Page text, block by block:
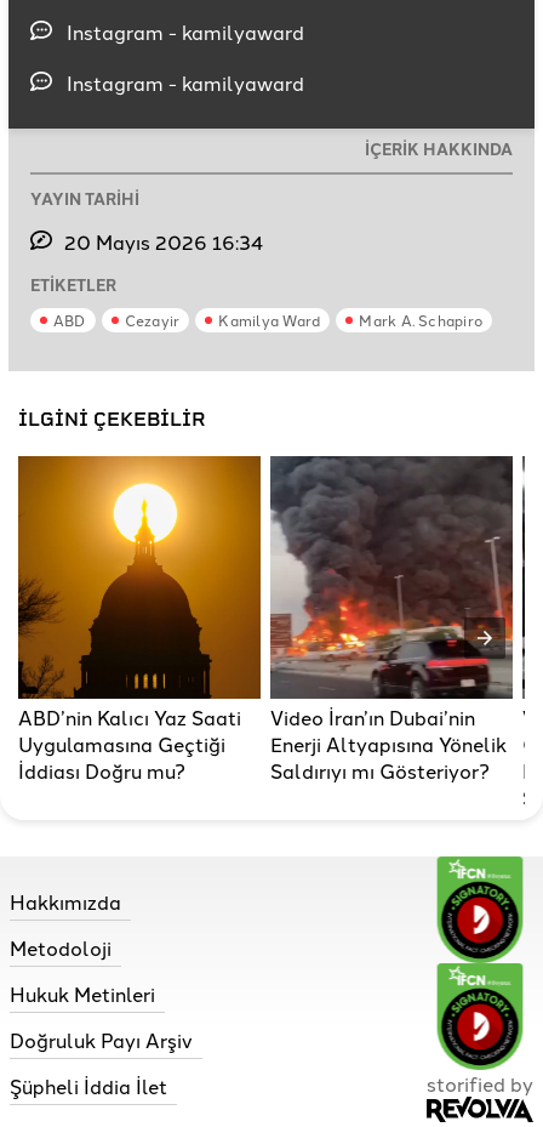
Instagram - kamilyaward
Instagram - kamilyaward
İÇERİK HAKKINDA
YAYIN TARİHİ
20 Mayıs 2026 16:34
ETİKETLER
ABD Cezayir Kamilya Ward Mark A. Schapiro
İLGİNİ ÇEKEBİLİR
ABD’nin Kalıcı Yaz Saati
Uygulamasına Geçtiği
İddiası Doğru mu?
Video İran’ın Dubai’nin
Enerji Altyapısına Yönelik
Saldırıyı mı Gösteriyor?
Hakkımızda
Metodoloji
Hukuk Metinleri
Doğruluk Payı Arşiv
Şüpheli İddia İlet
storified by